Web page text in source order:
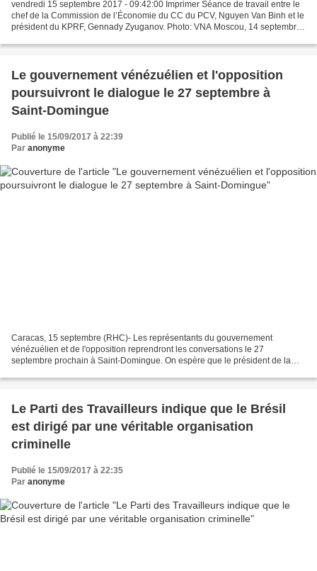
vendredi 15 septembre 2017 - 09:42:00 Imprimer Séance de travail entre le
chef de la Commission de l’Économie du CC du PCV, Nguyen Van Binh et le
président du KPRF, Gennady Zyuganov. Photo: VNA Moscou, 14 septembre
Le gouvernement vénézuélien et l'opposition
poursuivront le dialogue le 27 septembre à
Saint-Domingue
Publié le 15/09/2017 à 22:39
Par anonyme
Caracas, 15 septembre (RHC)- Les représentants du gouvernement
vénézuélien et de l'opposition reprendront les conversations le 27
septembre prochain à Saint-Domingue. On espère que le président de la
Le Parti des Travailleurs indique que le Brésil
est dirigé par une véritable organisation
criminelle
Publié le 15/09/2017 à 22:35
Par anonyme